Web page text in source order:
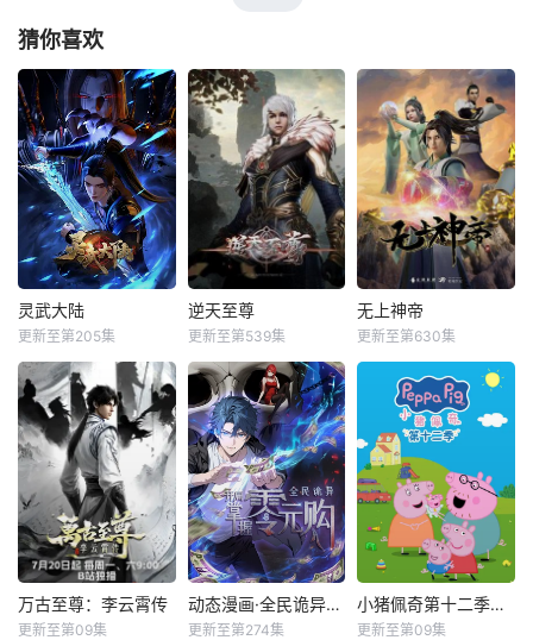
猜你喜欢
灵武大陆
更新至第205集
逆天至尊
更新至第539集
无上神帝
更新至第630集
万古至尊：李云霄传
更新至第09集
动态漫画·全民诡异：开局掌握零元购
更新至第274集
小猪佩奇第十二季国语
更新至第09集